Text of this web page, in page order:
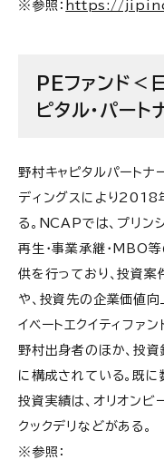
※参照： https://
PEファンド＜
ピタル・パー
野村キャピタルパートナ
ディングスにより2018
る。NCAPでは、プリン
再生・事業承継・MBO
供を行っており、投資案
や、投資先の企業価値
イベートエクイティファン
野村出身者のほか、投資
に構成されている。既
投資実績は、オリオンビ
クックデリなどがある。
※参照：